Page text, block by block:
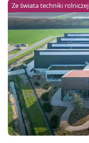
Ze świata techniki rolniczej